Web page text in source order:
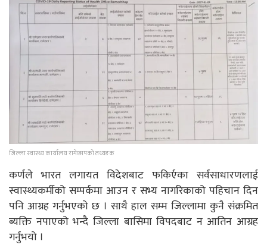
जिल्ला स्वास्थ्य कार्यालय रामेछापको तथ्यङक
कर्णले भारत लगायत विदेशबाट फकिर्एका सर्वसाधारणलाई
स्वास्थ्यकर्मीको सम्पर्कमा आउन र सभ्य नागरिकाको पहिचान दिन
पनि आग्रह गर्नुभएको छ । साथै हाल सम्म जिल्लामा कुनै संक्रमित
ब्यक्ति नपाएको भन्दै जिल्ला बासिमा विपदबाट न आतिन आग्रह
गर्नुभयो ।